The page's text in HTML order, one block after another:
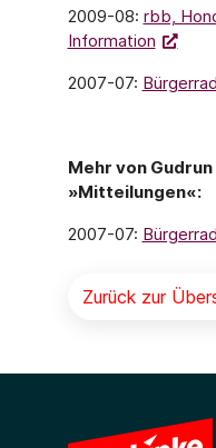
2009-08: rbb,
Information
2007-07:
Mehr von
»Mitteilungen«:
2007-07:
Zurück zur